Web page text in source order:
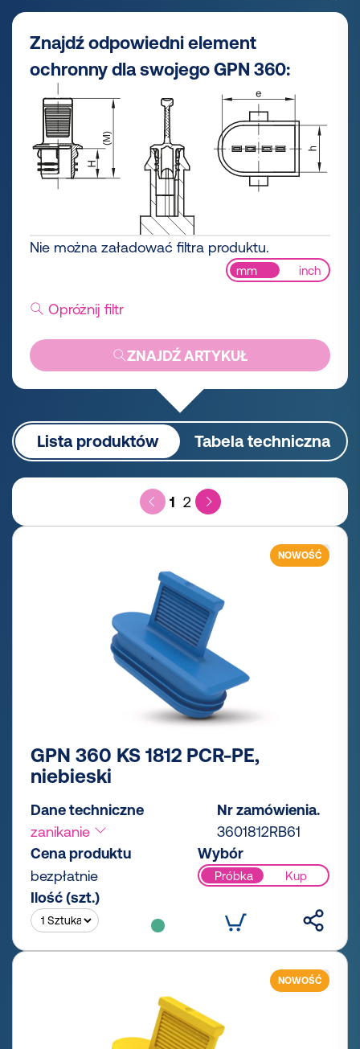
Znajdź odpowiedni element
ochronny dla swojego GPN 360:
Nie można załadować filtra produktu.
mm inch
Opróżnij filtr
ZNAJDŹ ARTYKUŁ
Lista produktów Tabela techniczna
1 2
NOWOŚĆ
GPN 360 KS 1812 PCR-PE,
niebieski
Dane techniczne
zanikanie
Nr zamówienia.
3601812RB61
Cena produktu
bezpłatnie
Wybór
Próbka Kup
Ilość (szt.)
NOWOŚĆ